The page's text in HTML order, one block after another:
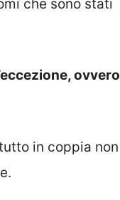
che sono stati
ovvero
in coppia non